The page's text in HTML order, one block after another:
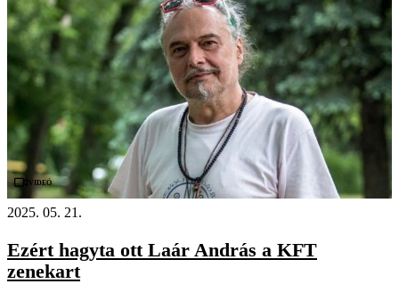
Videó
2025. 05. 21.
Ezért hagyta ott Laár András a KFT
zenekart